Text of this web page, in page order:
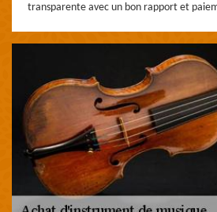
transparente avec un bon rapport et